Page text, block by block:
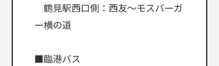
鶴見駅西口側：西友～モスバーガ
ー横の道
■臨港バス